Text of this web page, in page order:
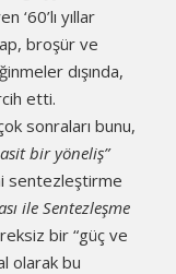
‘60’lı yıllar
broşür ve
dışında,
etti.
sonraları bunu,
bir yöneliş”
sentezleştirme
ile Sentezleşme
bir “güç ve
olarak bu